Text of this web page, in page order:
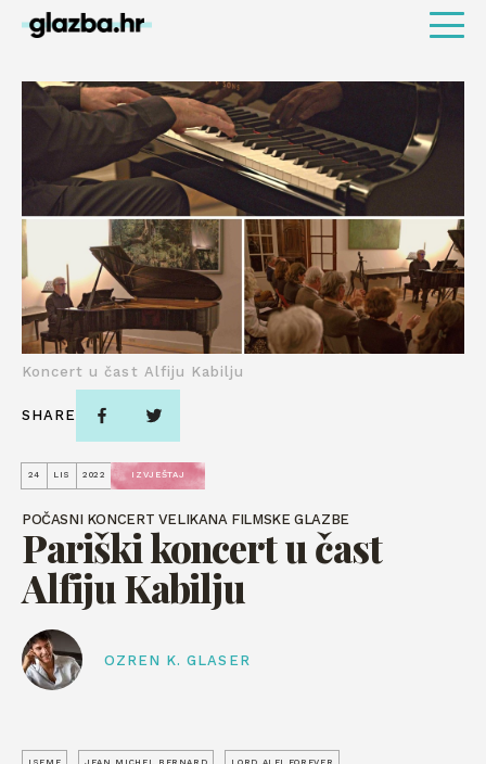
24 LIS 2022 IZVJEŠTAJ
POČASNI KONCERT VELIKANA FILMSKE GLAZBE
Pariški koncert u čast
Alfiju Kabilju
OZREN K. GLASER
Koncert u čast Alfiju Kabilju
SHARE